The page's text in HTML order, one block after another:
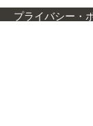
プライバシー・